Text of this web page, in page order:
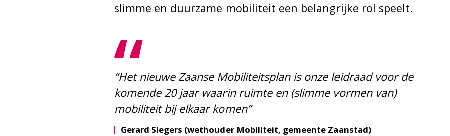
slimme en duurzame mobiliteit een belangrijke rol speelt.
“Het nieuwe Zaanse Mobiliteitsplan is onze leidraad voor de
komende 20 jaar waarin ruimte en (slimme vormen van)
mobiliteit bij elkaar komen”
Gerard Slegers (wethouder Mobiliteit, gemeente Zaanstad)